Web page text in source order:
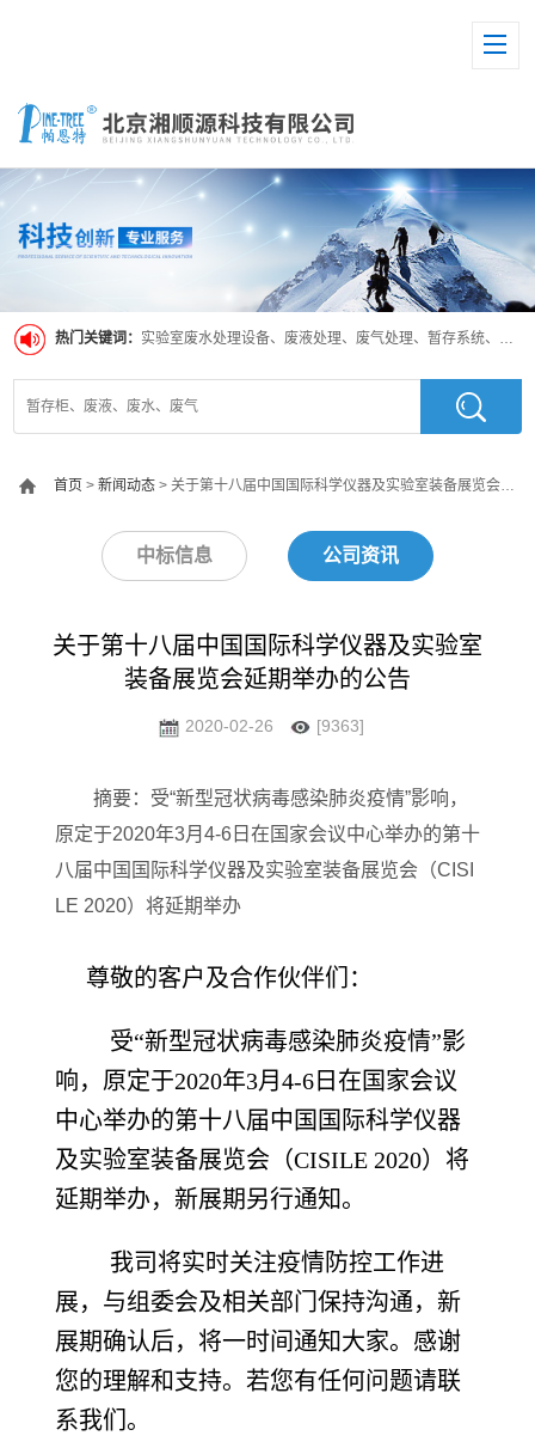
热门关键词： 实验室废水处理设备、废液处理、废气处理、暂存系统、超纯水系统
首页 >新闻动态 > 关于第十八届中国国际科学仪器及实验室装备展览会延期举办的公告
中标信息 公司资讯
关于第十八届中国国际科学仪器及实验室
装备展览会延期举办的公告
2020-02-26 [9363]
摘要：受“新型冠状病毒感染肺炎疫情”影响，
原定于2020年3月4-6日在国家会议中心举办的第十
八届中国国际科学仪器及实验室装备展览会（CISI
LE 2020）将延期举办
尊敬的客户及合作伙伴们：
受“新型冠状病毒感染肺炎疫情”影
响，原定于2020年3月4-6日在国家会议
中心举办的第十八届中国国际科学仪器
及实验室装备展览会（CISILE 2020）将
延期举办，新展期另行通知。
我司将实时关注疫情防控工作进
展，与组委会及相关部门保持沟通，新
展期确认后，将一时间通知大家。感谢
您的理解和支持。若您有任何问题请联
系我们。